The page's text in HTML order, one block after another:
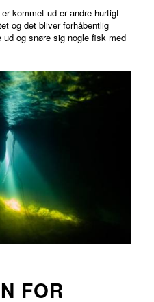
kommet ud er andre hurtigt
og det bliver forhåbentlig
og snøre sig nogle fisk med
FOR